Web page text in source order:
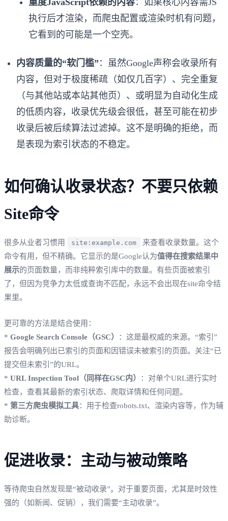
执行后才渲染，而爬虫配置或渲染时机有问题，
它看到的可能是一个空壳。
内容质量的“软门槛”：虽然Google声称会收录所有
内容，但对于极度稀疏（如仅几百字）、完全重复
（与其他站或本站其他页）、或明显为自动化生成
的低质内容，收录优先级会很低，甚至可能在初步
收录后被后续算法过滤掉。这不是明确的拒绝，而
是表现为索引状态的不稳定。
如何确认收录状态？不要只依赖
Site命令
很多从业者习惯用 site:example.com
来查看收录数量。这个
命令有用，但不精确。它显示的是Google认为值得在搜索结果中
展示的页面数量，而非纯粹索引库中的数量。有些页面被索引
了，但因为竞争力太低或查询不匹配，永远不会出现在site命令结
果里。
更可靠的方法是结合使用：
* Google Search Console（GSC）
：这是最权威的来源。“索引”
报告会明确列出已索引的页面和因错误未被索引的页面。关注“已
提交但未索引”的URL。
* URL Inspection Tool（同样在GSC内）
：对单个URL进行实时
检查，查看其最新的索引状态、爬取详情和任何问题。
* 第三方爬虫模拟工具：用于检查robots.txt、渲染内容等，作为辅
助诊断。
促进收录：主动与被动策略
等待爬虫自然发现是“被动收录”。对于重要页面，尤其是时效性
强的（如新闻、促销），我们需要“主动收录”。